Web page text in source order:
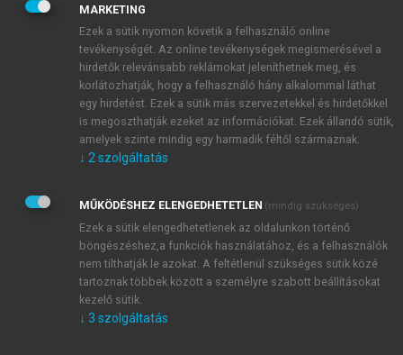
Génterápia:általánosságban minden olyan terápia,
melyet a genetikai állomány megváltoztatásával
érnek el. A kutatási fázisban lévő genetikai
beavatkozás esetében ugyan nem beszélhetünk
terápiáról, de a génterápia kifejezés terjedt el.
Gén-transzfertechnika:a génterápia technikai
szempontból korrekt elnevezése, hiszen nem
minden gén-transzfer technika terápiás jellegű.
technika helyett a génterápia terjedt el, s magam
is ezt a kifejezést használom többnyire a jobb
érthetőség kedvéért.
Szomatikus génterápia:a testi sejteken végzett
terápiás célú genetikai beavatkozás, melynek
hatása csak a kezelt személy testének sejtjeire
MARKETING
Ezek a sütik nyomon követik a felhasználó online
tevékenységét. Az online tevékenységek megismerésével a
hirdetők relevánsabb reklámokat jeleníthetnek meg, és
korlátozhatják, hogy a felhasználó hány alkalommal láthat
egy hirdetést. Ezek a sütik más szervezetekkel és hirdetőkkel
is megoszthatják ezeket az információkat. Ezek állandó sütik,
amelyek szinte mindig egy harmadik féltől származnak.
↓ 2 szolgáltatás
MŰKÖDÉSHEZ ELENGEDHETETLEN (mindig szükséges)
Ezek a sütik elengedhetetlenek az oldalunkon történő
böngészéshez,a funkciók használatához, és a felhasználók
nem tilthatják le azokat. A feltétlenül szükséges sütik közé
tartoznak többek között a személyre szabott beállításokat
kezelő sütik.
↓ 3 szolgáltatás